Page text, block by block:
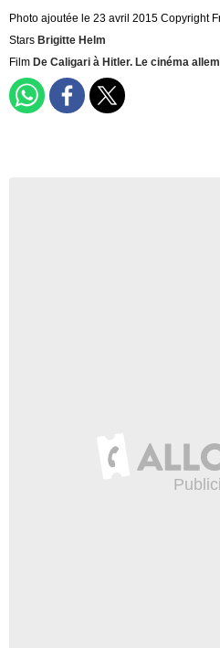
Photo ajoutée le 23 avril 2015 Copyright
Stars Brigitte Helm
Film De Caligari à Hitler. Le cinéma